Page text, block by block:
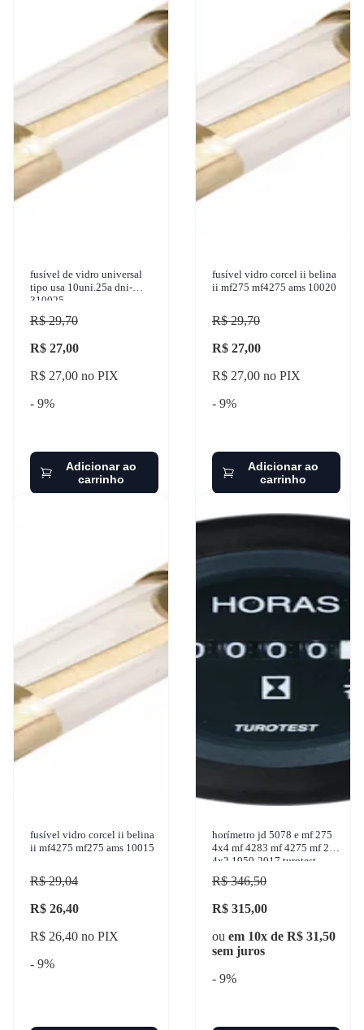
fusível de vidro universal
tipo usa 10uni.25a dni-
310025
R$ 29,70
R$ 27,00
R$ 27,00 no PIX
- 9%
Adicionar ao
carrinho
fusível vidro corcel ii belina
ii mf275 mf4275 ams 10020
R$ 29,70
R$ 27,00
R$ 27,00 no PIX
- 9%
Adicionar ao
carrinho
fusível vidro corcel ii belina
ii mf4275 mf275 ams 10015
R$ 29,04
R$ 26,40
R$ 26,40 no PIX
- 9%
horímetro jd 5078 e mf 275
4x4 mf 4283 mf 4275 mf 275
4x2 1950-2017 turotest -
300282
R$ 346,50
R$ 315,00
ou em 10x de R$ 31,50
sem juros
- 9%